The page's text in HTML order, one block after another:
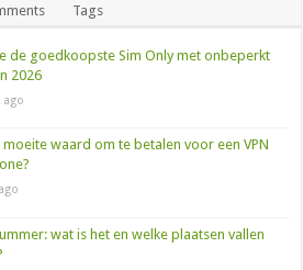
Tags
de goedkoopste Sim Only met onbeperkt
2026
ago
waard om te betalen voor een VPN
wat is het en welke plaatsen vallen